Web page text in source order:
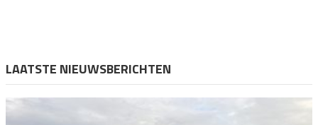
LAATSTE NIEUWSBERICHTEN